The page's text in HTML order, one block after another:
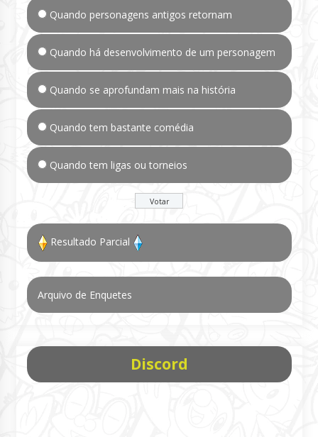
Quando personagens antigos retornam
Quando há desenvolvimento de um personagem
Quando se aprofundam mais na história
Quando tem bastante comédia
Quando tem ligas ou torneios
Resultado Parcial
Arquivo de Enquetes
Discord